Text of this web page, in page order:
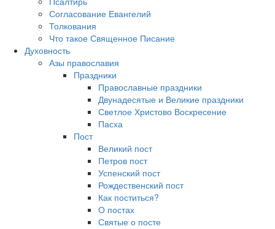
Согласование Евангелий
Толкования
Что такое Священное Писание
Духовность
Азы православия
Праздники
Православные праздники
Двунадесятые и Великие праздники
Светлое Христово Воскресение
Пасха
Пост
Великий пост
Петров пост
Успенский пост
Рождественский пост
Как поститься?
О постах
Святые о посте